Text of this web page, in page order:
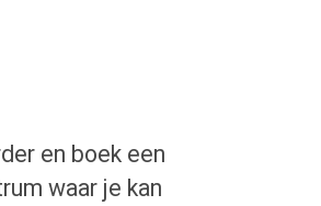
en boek een
waar je kan